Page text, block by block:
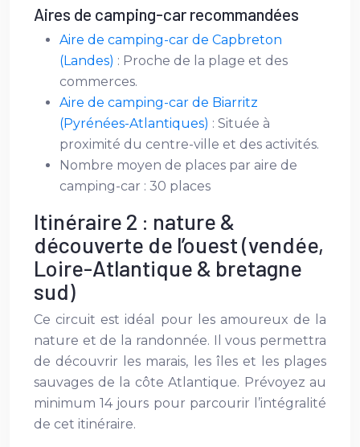
Aires de camping-car recommandées
Aire de camping-car de Capbreton
(Landes) : Proche de la plage et des
commerces.
Aire de camping-car de Biarritz
(Pyrénées-Atlantiques) : Située à
proximité du centre-ville et des activités.
Nombre moyen de places par aire de
camping-car : 30 places
Itinéraire 2 : nature &
découverte de l’ouest (vendée,
Loire-Atlantique & bretagne
sud)
Ce circuit est idéal pour les amoureux de la
nature et de la randonnée. Il vous permettra
de découvrir les marais, les îles et les plages
sauvages de la côte Atlantique. Prévoyez au
minimum 14 jours pour parcourir l’intégralité
de cet itinéraire.